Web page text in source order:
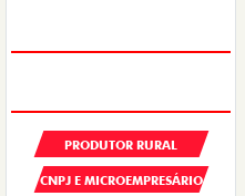
PRODUTOR RURAL
CNPJ E MICROEMPRESÁRIO